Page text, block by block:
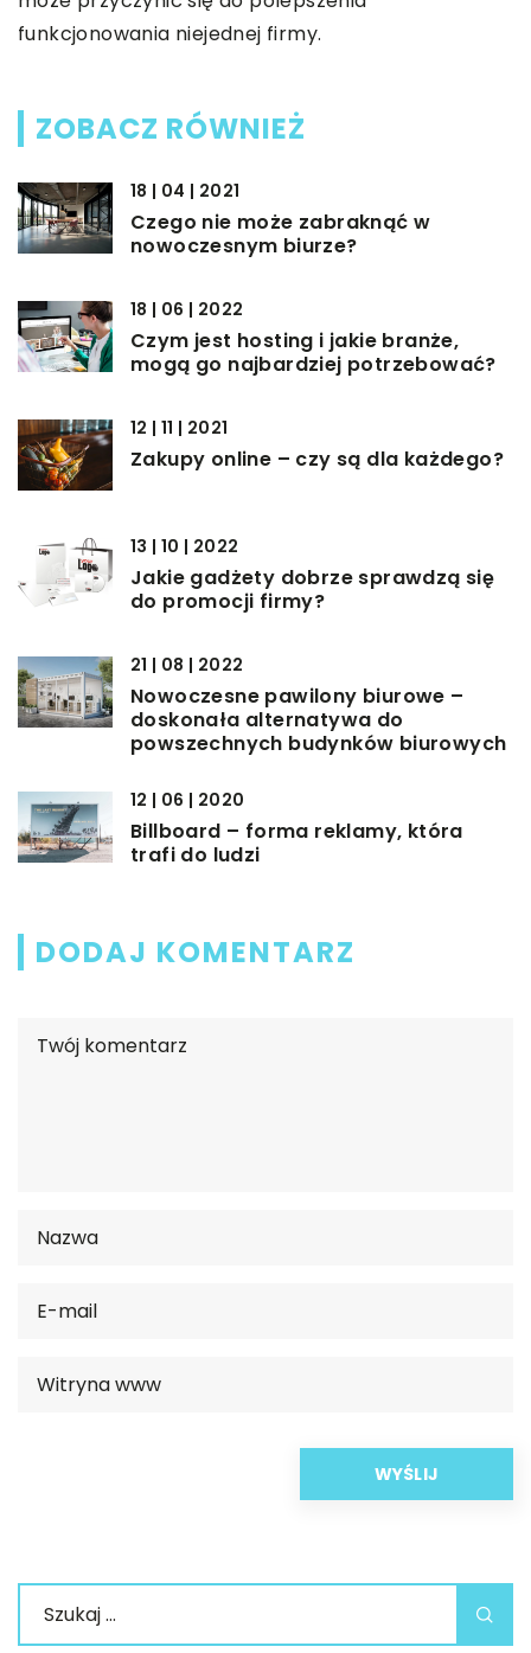
funkcjonowania niejednej firmy.
ZOBACZ RÓWNIEŻ
18 | 04 | 2021
Czego nie może zabraknąć w
nowoczesnym biurze?
18 | 06 | 2022
Czym jest hosting i jakie branże,
mogą go najbardziej potrzebować?
12 | 11 | 2021
Zakupy online – czy są dla każdego?
13 | 10 | 2022
Jakie gadżety dobrze sprawdzą się
do promocji firmy?
21 | 08 | 2022
Nowoczesne pawilony biurowe –
doskonała alternatywa do
powszechnych budynków biurowych
12 | 06 | 2020
Billboard – forma reklamy, która
trafi do ludzi
DODAJ KOMENTARZ